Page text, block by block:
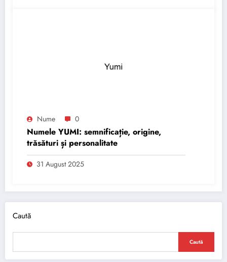
Nume 0
Numele YUMI: semnificație, origine,
trăsături și personalitate
31 August 2025
Caută
Caută